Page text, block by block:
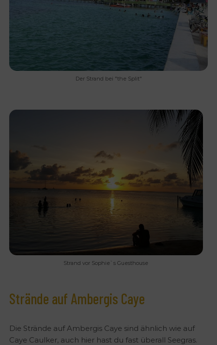
Der Strand bei "the Split"
Strand vor Sophie`s Guesthouse
Strände auf Ambergis Caye
Die Strände auf Ambergis Caye sind ähnlich wie auf
Caye Caulker, auch hier hast du fast überall Seegras.